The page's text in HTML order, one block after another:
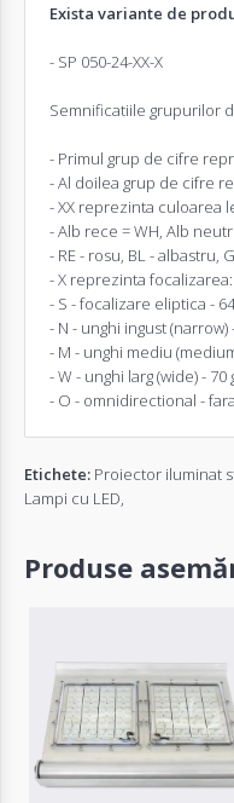
Exista variante de
- SP 050-24-XX-X
Semnificatiile grupurilor
- Primul grup de cifre
- Al doilea grup de cifre
- XX reprezinta culoarea
- Alb rece = WH, Alb
- RE - rosu, BL - albastru,
- X reprezinta focalizarea:
- S - focalizare eliptica -
- N - unghi ingust (narrow)
- M - unghi mediu
- W - unghi larg (wide) - 70
- O - omnidirectional -
Etichete: Proiector iluminat
Lampi cu LED
Produse